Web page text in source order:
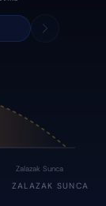
Zalazak Sunca
ZALAZAK SUNCA